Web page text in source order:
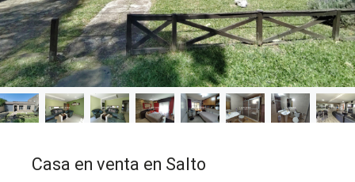
Casa en venta en Salto